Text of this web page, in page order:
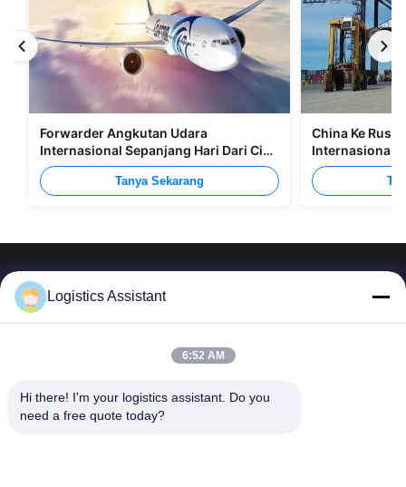
Forwarder Angkutan Udara
Internasional Sepanjang Hari Dari Cina
Ke Manila
Tanya Sekarang
China Ke
Internasional
Pilih kami dan Anda tidak akan pernah melupakan
Logistics Assistant
6:52 AM
Hi there! I'm your logistics assistant. Do you
need a free quote today?